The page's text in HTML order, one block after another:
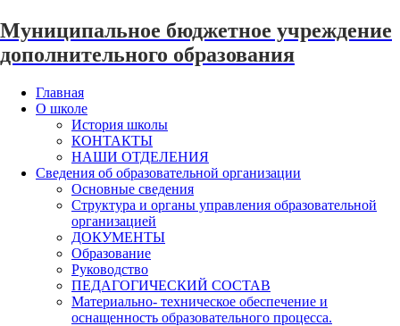
Муниципальное бюджетное учреждение
дополнительного образования
Главная
О школе
История школы
КОНТАКТЫ
НАШИ ОТДЕЛЕНИЯ
Сведения об образовательной организации
Основные сведения
Структура и органы управления образовательной
организацией
ДОКУМЕНТЫ
Образование
Руководство
ПЕДАГОГИЧЕСКИЙ СОСТАВ
Материально- техническое обеспечение и
оснащенность образовательного процесса.